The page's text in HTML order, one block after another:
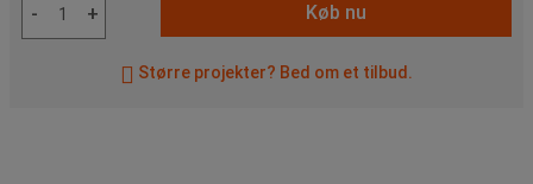
-
+ Køb nu
Større projekter? Bed om et tilbud.